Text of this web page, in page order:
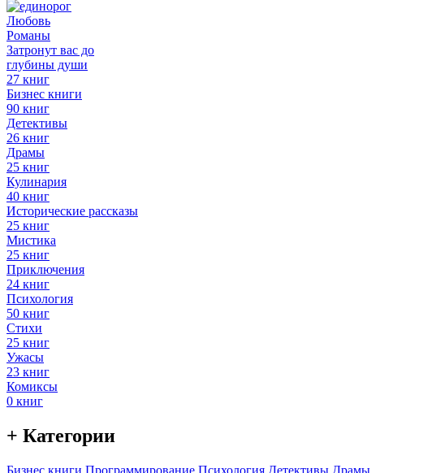
Любовь
Романы
Затронут вас до
глубины души
27 книг
Бизнес книги
90 книг
Детективы
26 книг
Драмы
25 книг
Кулинария
40 книг
Исторические рассказы
25 книг
Мистика
25 книг
Приключения
24 книг
Психология
50 книг
Стихи
25 книг
Ужасы
23 книг
Комиксы
0 книг
+ Категории